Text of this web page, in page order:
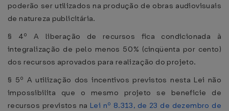
poderão ser utilizados na produção de obras audiovisuais
de natureza publicitária.
§ 4º A liberação de recursos fica condicionada à
integralização de pelo menos 50% (cinqüenta por cento)
dos recursos aprovados para realização do projeto.
§ 5º A utilização dos incentivos previstos nesta Lei não
impossibilita que o mesmo projeto se beneficie de
recursos previstos na Lei nº 8.313, de 23 de dezembro de